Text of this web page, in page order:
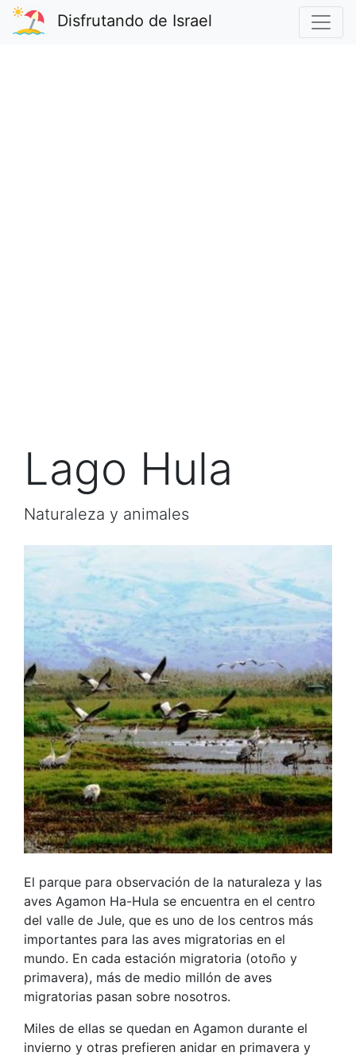
Disfrutando de Israel
Lago Hula
Naturaleza y animales
El parque para observación de la naturaleza y las
aves Agamon Ha-Hula se encuentra en el centro
del valle de Jule, que es uno de los centros más
importantes para las aves migratorias en el
mundo. En cada estación migratoria (otoño y
primavera), más de medio millón de aves
migratorias pasan sobre nosotros.
Miles de ellas se quedan en Agamon durante el
invierno y otras prefieren anidar en primavera y